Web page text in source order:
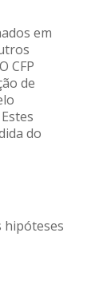
em
CFP
de
do
hipóteses